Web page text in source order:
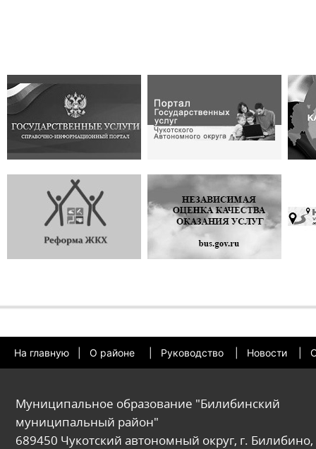
На главную О районе Руководство Новости
Муниципальное образование "Билибинский
муниципальный район"
689450 Чукотский автономный округ, г. Билибино,